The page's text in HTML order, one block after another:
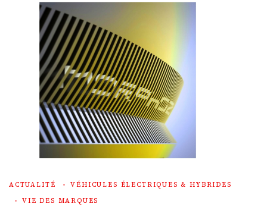
ACTUALITÉ
VÉHICULES ÉLECTRIQUES & HYBRIDES
VIE DES MARQUES